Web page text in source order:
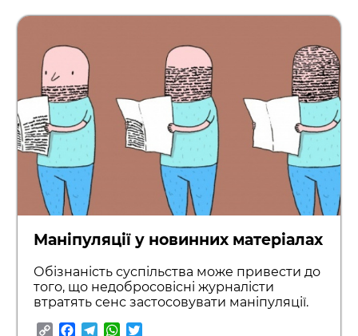
Маніпуляції у новинних матеріалах
Обізнаність суспільства може привести до
того, що недобросовісні журналісти
втратять сенс застосовувати маніпуляції.
CopyFacebook
TelegramWhatsApp